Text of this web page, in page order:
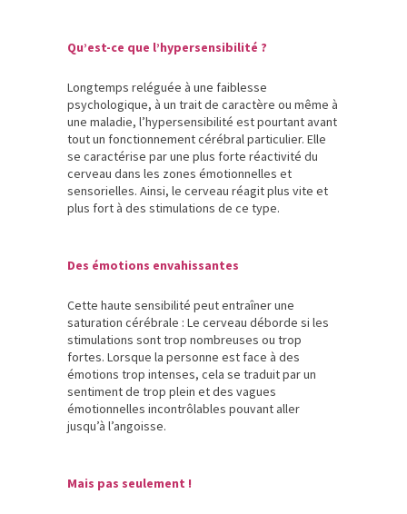
Qu’est-ce que l’hypersensibilité ?
Longtemps reléguée à une faiblesse
psychologique, à un trait de caractère ou même à
une maladie, l’hypersensibilité est pourtant avant
tout un fonctionnement cérébral particulier. Elle
se caractérise par une plus forte réactivité du
cerveau dans les zones émotionnelles et
sensorielles. Ainsi, le cerveau réagit plus vite et
plus fort à des stimulations de ce type.
Des émotions envahissantes
Cette haute sensibilité peut entraîner une
saturation cérébrale : Le cerveau déborde si les
stimulations sont trop nombreuses ou trop
fortes. Lorsque la personne est face à des
émotions trop intenses, cela se traduit par un
sentiment de trop plein et des vagues
émotionnelles incontrôlables pouvant aller
jusqu’à l’angoisse.
Mais pas seulement !